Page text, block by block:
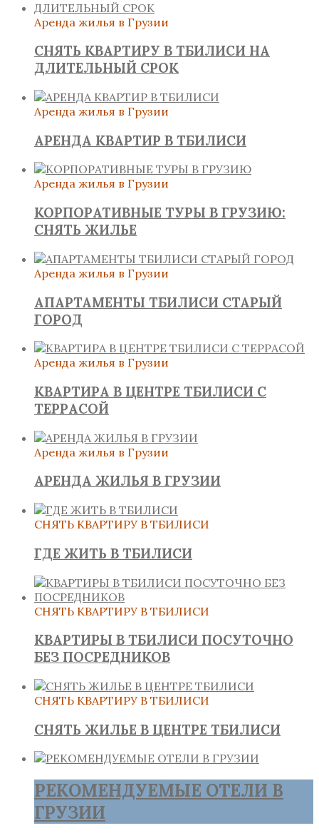
Аренда жилья в Грузии
СНЯТЬ КВАРТИРУ В ТБИЛИСИ НА
ДЛИТЕЛЬНЫЙ СРОК
Аренда жилья в Грузии
АРЕНДА КВАРТИР В ТБИЛИСИ
Аренда жилья в Грузии
КОРПОРАТИВНЫЕ ТУРЫ В ГРУЗИЮ:
СНЯТЬ ЖИЛЬЕ
Аренда жилья в Грузии
АПАРТАМЕНТЫ ТБИЛИСИ СТАРЫЙ
ГОРОД
Аренда жилья в Грузии
КВАРТИРА В ЦЕНТРЕ ТБИЛИСИ С
ТЕРРАСОЙ
Аренда жилья в Грузии
АРЕНДА ЖИЛЬЯ В ГРУЗИИ
СНЯТЬ КВАРТИРУ В ТБИЛИСИ
ГДЕ ЖИТЬ В ТБИЛИСИ
СНЯТЬ КВАРТИРУ В ТБИЛИСИ
КВАРТИРЫ В ТБИЛИСИ ПОСУТОЧНО
БЕЗ ПОСРЕДНИКОВ
СНЯТЬ КВАРТИРУ В ТБИЛИСИ
СНЯТЬ ЖИЛЬЕ В ЦЕНТРЕ ТБИЛИСИ
РЕКОМЕНДУЕМЫЕ ОТЕЛИ В
ГРУЗИИ